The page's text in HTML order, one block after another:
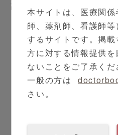
高尿酸血症治療の今～ガイ
ドラインを踏まえて～
本サイトは、医療関
師、薬剤師、看護師
するサイトです。掲
方に対する情報提供
ないことをご了承くだ
一般の方は
さい。